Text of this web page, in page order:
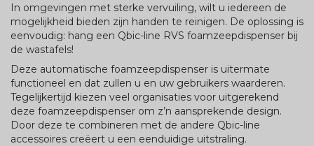
In omgevingen met sterke vervuiling, wilt u iedereen de
mogelijkheid bieden zijn handen te reinigen. De oplossing is
eenvoudig: hang een Qbic-line RVS foamzeepdispenser bij
de wastafels!
Deze automatische foamzeepdispenser is uitermate
functioneel en dat zullen u en uw gebruikers waarderen.
Tegelijkertijd kiezen veel organisaties voor uitgerekend
deze foamzeepdispenser om z’n aansprekende design.
Door deze te combineren met de andere Qbic-line
accessoires creëert u een eenduidige uitstraling.